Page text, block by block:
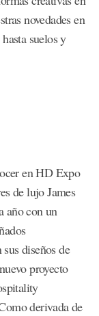
novedades en
suelos y
en HD Expo
de lujo James
año con un
diseños de
proyecto
derivada de